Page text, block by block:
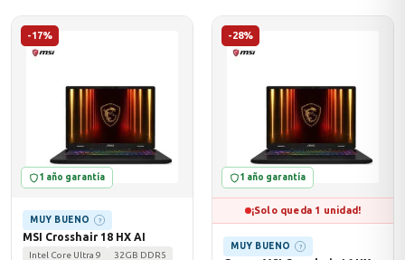
-17%
1 año garantía
MUY BUENO ?
MSI Crosshair 18 HX AI
Intel Core Ultra 9 32GB DDR5
-28%
1 año garantía
¡Solo queda 1 unidad!
MUY BUENO ?